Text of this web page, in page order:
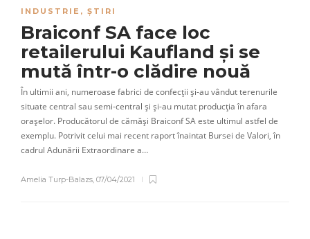
INDUSTRIE , ȘTIRI
Braiconf SA face loc
retailerului Kaufland și se
mută într-o clădire nouă
În ultimii ani, numeroase fabrici de confecții și-au vândut terenurile
situate central sau semi-central și și-au mutat producția în afara
orașelor. Producătorul de cămăși Braiconf SA este ultimul astfel de
exemplu. Potrivit celui mai recent raport înaintat Bursei de Valori, în
cadrul Adunării Extraordinare a…
Amelia Turp-Balazs 07/04/2021